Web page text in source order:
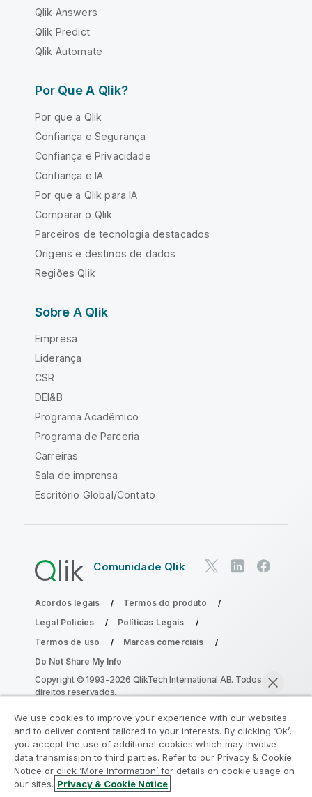
Bater papo agora
Qlik Answers
Qlik Predict
Qlik Automate
Por Que A Qlik?
Por que a Qlik
Confiança e Segurança
Confiança e Privacidade
Confiança e IA
Por que a Qlik para IA
Comparar o Qlik
Parceiros de tecnologia destacados
Origens e destinos de dados
Regiões Qlik
Sobre A Qlik
Empresa
Liderança
CSR
DEI&B
Programa Acadêmico
Programa de Parceria
Carreiras
Sala de imprensa
Escritório Global/Contato
Comunidade Qlik
Acordos legais
Termos do produto
Legal Policies
Políticas Legais
Termos de uso
Marcas comerciais
Do Not Share My Info
Copyright © 1993-2026 QlikTech International AB. Todos os
direitos reservados.
Participe do Programa de Modernização
do Analytics
Modernize sem comprometer seus valiosos aplicativos
We use cookies to improve your experience with our websites
and to deliver content tailored to your interests. By clicking ‘Ok’,
you accept the use of additional cookies which may involve
data transmission to third parties. Refer to our Privacy & Cookie
Notice or click ‘More Information’ for details on cookie usage on
our sites. Privacy & Cookie Notice